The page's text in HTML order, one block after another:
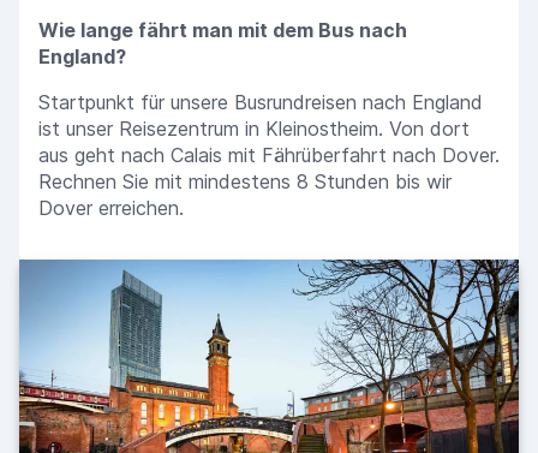
Wie lange fährt man mit dem Bus nach
England?
Startpunkt für unsere Busrundreisen nach England
ist unser Reisezentrum in Kleinostheim. Von dort
aus geht nach Calais mit Fährüberfahrt nach Dover.
Rechnen Sie mit mindestens 8 Stunden bis wir
Dover erreichen.